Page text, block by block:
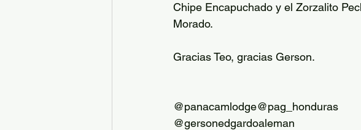
Chipe Encapuchado y el Zorzalito
Morado.
Gracias Teo, gracias Gerson.
@panacamlodge@pag_honduras
@gersonedgardoaleman